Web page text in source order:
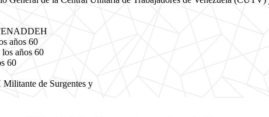
años 60
años 60
60
de Surgentes y